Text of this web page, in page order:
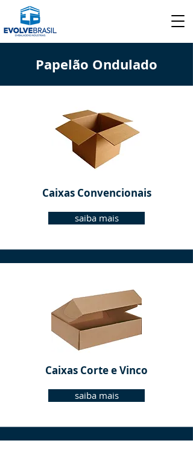
Papelão Ondulado
Caixas Convencionais
saiba mais
Caixas Corte e Vinco
saiba mais